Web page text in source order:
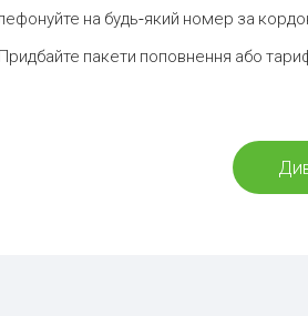
на будь-який номер за
Придбайте пакети поповнення або